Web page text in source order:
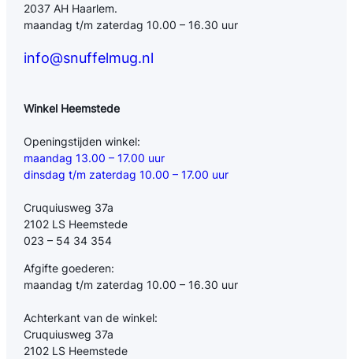
2037 AH Haarlem.
maandag t/m zaterdag 10.00 – 16.30 uur
info@snuffelmug.nl
Winkel Heemstede
Openingstijden winkel:
maandag 13.00 – 17.00 uur
dinsdag t/m zaterdag 10.00 – 17.00 uur
Cruquiusweg 37a
2102 LS Heemstede
023 – 54 34 354
Afgifte goederen:
maandag t/m zaterdag 10.00 – 16.30 uur
Achterkant van de winkel:
Cruquiusweg 37a
2102 LS Heemstede